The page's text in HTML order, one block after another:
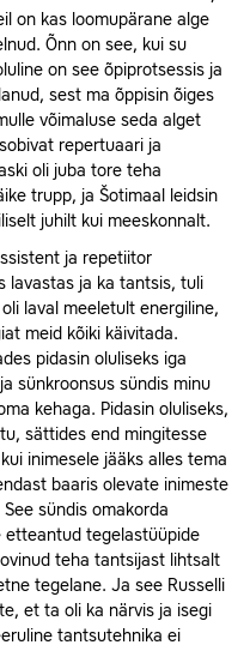
on kas loomupärane alge
Õnn on see, kui su
on see õpiprotsessis ja
sest ma õppisin õiges
võimaluse seda alget
repertuaari ja
oli juba tore teha
trupp, ja Šotimaal leidsin
juhilt kui meeskonnalt.
ja repetiitor
lavastas ja ka tantsis, tuli
laval meeletult energiline,
meid kõiki käivitada.
pidasin oluliseks iga
sünkroonsus sündis minu
kehaga. Pidasin oluliseks,
sättides end mingitesse
inimesele jääks alles tema
baaris olevate inimeste
sündis omakorda
tegelastüüpide
teha tantsijast lihtsalt
tegelane. Ja see Russelli
et ta oli ka närvis ja isegi
tantsutehnika ei